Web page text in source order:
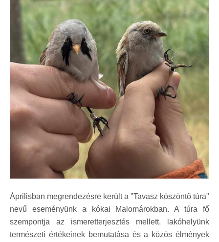
Áprilisban megrendezésre került a "Tavasz köszöntő túra"
nevű eseményünk a kókai Malomárokban. A túra fő
szempontja az ismeretterjesztés mellett, lakóhelyünk
természeti értékeinek bemutatása és a közös élmények